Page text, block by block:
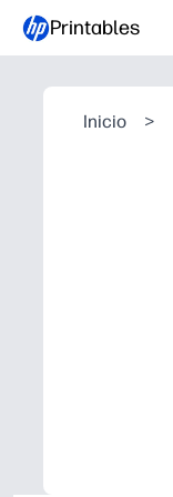
Printables
Inicio >